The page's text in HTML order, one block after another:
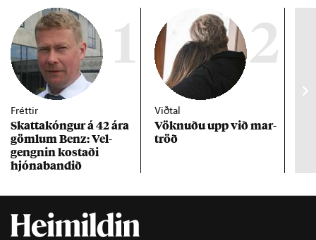
1
Fréttir
Skattakóng­ur á 42 ára
göml­um Benz: Vel­
gengn­in kostaði
hjóna­band­ið
2
Viðtal
Vökn­uðu upp við mar­
tröð